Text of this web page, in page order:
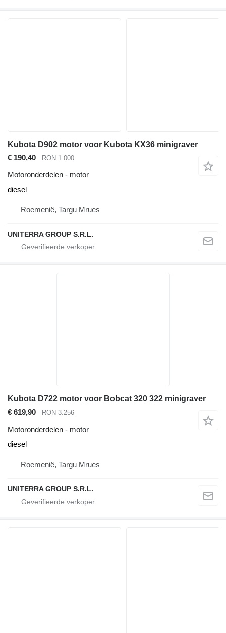
Kubota D902 motor voor Kubota KX36 minigraver
€ 190,40
RON 1.000
Motoronderdelen - motor
diesel
Roemenië, Targu Mrues
UNITERRA GROUP S.R.L.
Kubota D722 motor voor Bobcat 320 322 minigraver
€ 619,90
RON 3.256
Motoronderdelen - motor
diesel
Roemenië, Targu Mrues
UNITERRA GROUP S.R.L.